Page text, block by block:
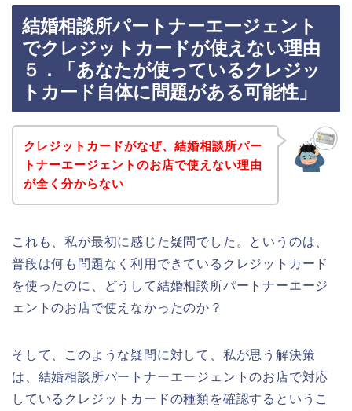
結婚相談所パートナーエージェント
でクレジットカードが使えない理由
５．「あなたが使っているクレジッ
トカード自体に問題がある可能性」
クレジットカードがなぜ、結婚相談所パー
トナーエージェントのお店で使えない理由
が全く分からない
これも、私が最初に感じた疑問でした。というのは、
普段は何も問題なく利用できているクレジットカード
を使ったのに、どうして結婚相談所パートナーエージ
ェントのお店で使えなかったのか？
そして、このような疑問に対して、私が思う解決策
は、結婚相談所パートナーエージェントのお店で対応
しているクレジットカードの種類を確認するというこ